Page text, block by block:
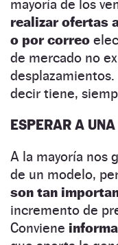
mayoría de los
realizar ofertas
o por correo
de mercado no
decir tiene,
ESPERAR A
A la mayoría nos
de un modelo,
son tan
incremento de
Conviene